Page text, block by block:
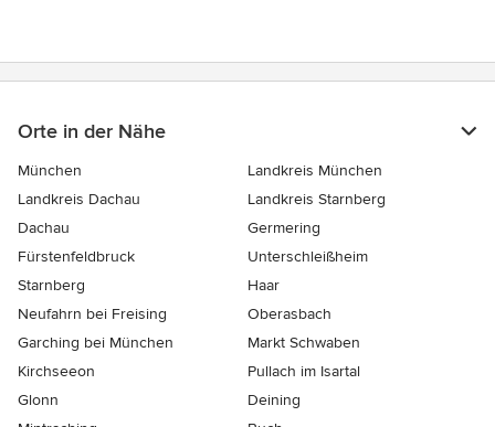
Orte in der Nähe
München
Landkreis München
Landkreis Dachau
Landkreis Starnberg
Dachau
Germering
Fürstenfeldbruck
Unterschleißheim
Starnberg
Haar
Neufahrn bei Freising
Oberasbach
Garching bei München
Markt Schwaben
Kirchseeon
Pullach im Isartal
Glonn
Deining